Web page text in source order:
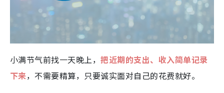
小满节气前找一天晚上，把近期的支出、收入简单记录
下来，不需要精算，只要诚实面对自己的花费就好。